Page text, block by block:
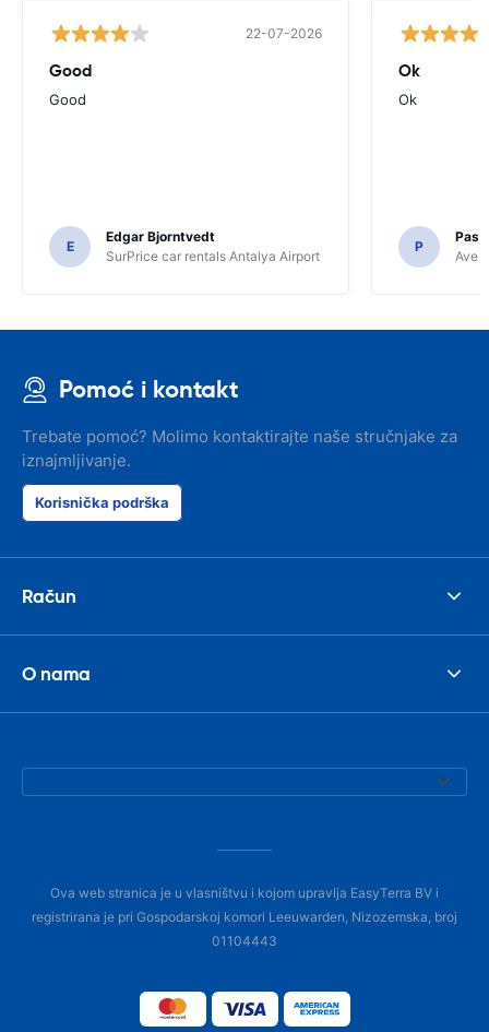
22-07-2026
Good
Good
E
Edgar Bjorntvedt
SurPrice car rentals Antalya Airport
Ok
Ok
P
Avec
Pomoć i kontakt
Trebate pomoć? Molimo kontaktirajte naše stručnjake za
iznajmljivanje.
Korisnička podrška
Račun
O nama
Ova web stranica je u vlasništvu i kojom upravlja EasyTerra BV i
registrirana je pri Gospodarskoj komori Leeuwarden, Nizozemska, broj
01104443